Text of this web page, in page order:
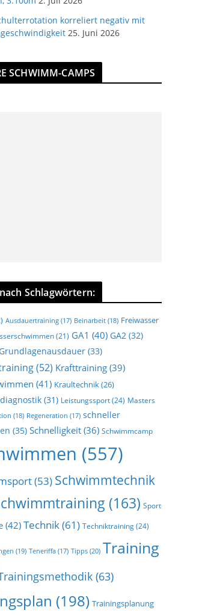
korreliert negativ mit
25. Juni 2026
SCHWIMM-CAMPS
Schlagwörtern:
Ausdauertraining (17) Beinarbeit (18) Freiwasser
(21) GA1 (40) GA2 (32)
(33)
(52) Krafttraining (39)
(41) Kraultechnik(26)
(31) Leistungssport(24) Masters
(18) Regeneration (17) schneller
(35) Schnelligkeit (36) Schwimmcamp
(557)
(53) Schwimmtechnik
(163) Sport
(42) Technik(61) Techniktraining(24)
(19) Teneriffa (17) Tipps (20) Training
(63)
(198) Trainingsplanung